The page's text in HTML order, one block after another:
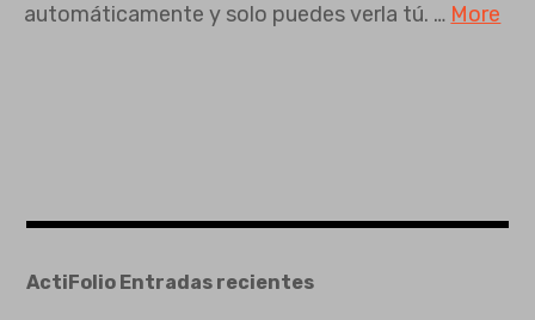
automáticamente y solo puedes verla tú. … More
ActiFolio Entradas recientes